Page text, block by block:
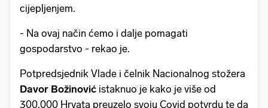
cijepljenjem.
- Na ovaj način ćemo i dalje pomagati
gospodarstvo - rekao je.
Potpredsjednik Vlade i čelnik Nacionalnog stožera
Davor Božinović istaknuo je kako je više od
300.000 Hrvata preuzelo svoju Covid potvrdu te da